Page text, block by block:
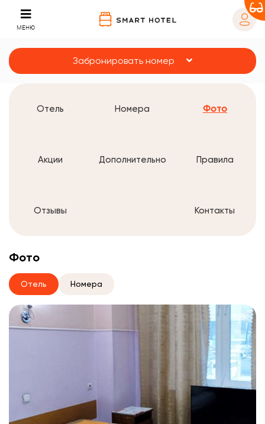
МЕНЮ
Забронировать номер
Отель Номера Фото
Акции Дополнительно Правила
Отзывы Контакты
Фото
Отель Номера